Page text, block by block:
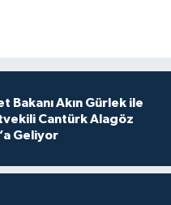
Bakanı Akın Gürlek ile
Cantürk Alagöz
Geliyor